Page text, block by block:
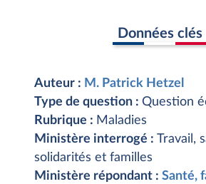
Données clés
Auteur : M. Patrick Hetzel
Type de question : Question
Rubrique : Maladies
Ministère interrogé : Travail,
solidarités et familles
Ministère répondant : Santé,